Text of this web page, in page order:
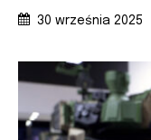
30 września 2025